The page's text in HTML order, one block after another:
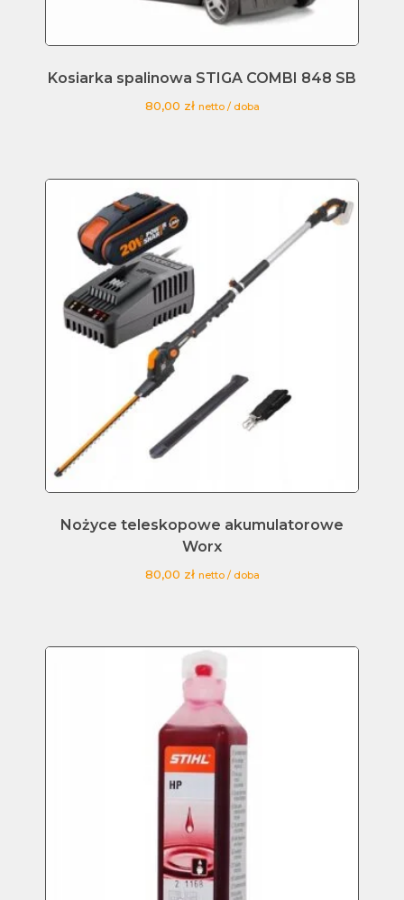
Kosiarka spalinowa STIGA COMBI 848 SB
80,00 zł netto / doba
Nożyce teleskopowe akumulatorowe
Worx
80,00 zł netto / doba